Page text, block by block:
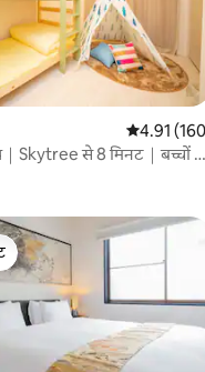
औसत रेटिंग
4.91
Skytree से 8 मिनट｜बच्चों का